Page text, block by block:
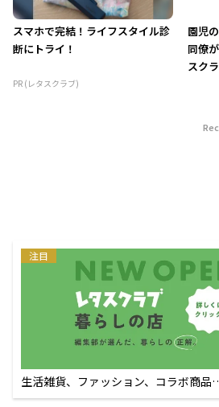
スマホで完結！ライフスタイル診
断にトライ！
PR (レタスクラブ)
園児
同僚
スク
注目
生活雑貨、ファッション、コラボ商
えるECサイト